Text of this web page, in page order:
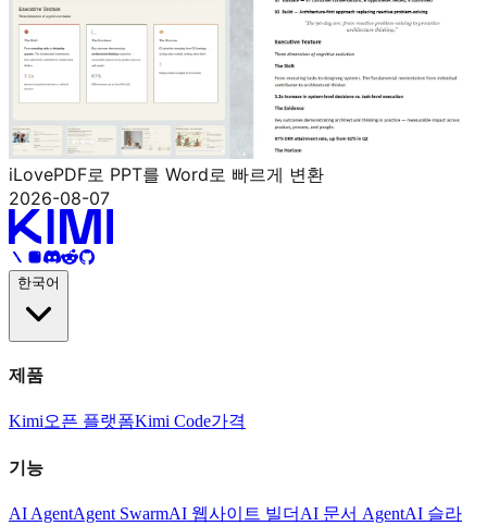
iLovePDF로 PPT를 Word로 빠르게 변환
2026-08-07
한국어
제품
Kimi오픈 플랫폼Kimi Code가격
기능
AI AgentAgent SwarmAI 웹사이트 빌더 AI 문서 AgentAI 슬라